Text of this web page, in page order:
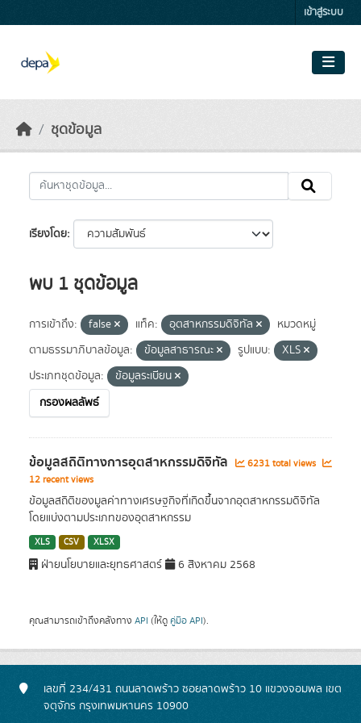
เข้าสู่ระบบ
ชุดข้อมูล
เรียงโดย
พบ 1 ชุดข้อมูล
การเข้าถึง: false แท็ค: อุตสาหกรรมดิจิทัล
หมวดหมู่
ตามธรรมาภิบาลข้อมูล:
ข้อมูลสาธารณะ รูปแบบ:
XLS
ประเภทชุดข้อมูล:
ข้อมูลระเบียน
กรองผลลัพธ์
ข้อมูลสถิติทางการอุตสาหกรรมดิจิทัล
6231 total views
12 recent views
ข้อมูลสถิติของมูลค่าทางเศรษฐกิจที่เกิดขึ้นจากอุตสาหกรรมดิจิทัล
โดยแบ่งตามประเภทของอุตสาหกรรม
XLS CSV XLSX
ฝ่ายนโยบายและยุทธศาสตร์ 6 สิงหาคม 2568
คุณสามารถเข้าถึงคลังทาง API (ให้ดู คู่มือ API).
เลขที่ 234/431 ถนนลาดพร้าว ซอยลาดพร้าว 10 แขวงจอมพล เขต
จตุจักร กรุงเทพมหานคร 10900